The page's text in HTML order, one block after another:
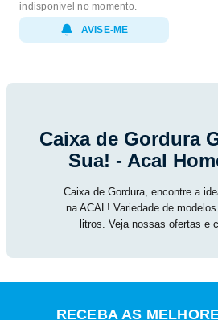
indisponível no momento.
AVISE-ME
Caixa de Gordura
Sua! - Acal
Caixa de Gordura, encontre a
na ACAL! Variedade de
litros. Veja nossas ofertas e
RECEBA AS